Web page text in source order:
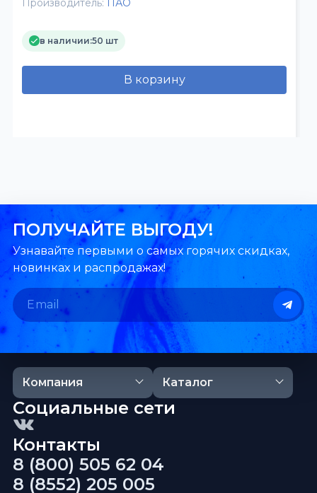
Производитель: ПАО
в наличии:50 шт
В корзину
ПОЛУЧАЙТЕ ВЫГОДУ!
Узнавайте первыми о самых горячих скидках,
новинках и распродажах!
Компания Каталог
Контакты
8 (800) 505 62 04
8 (8552) 205 005
Социальные сети